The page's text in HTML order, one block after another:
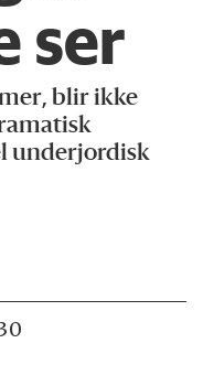
ser
blir ikke
underjordisk